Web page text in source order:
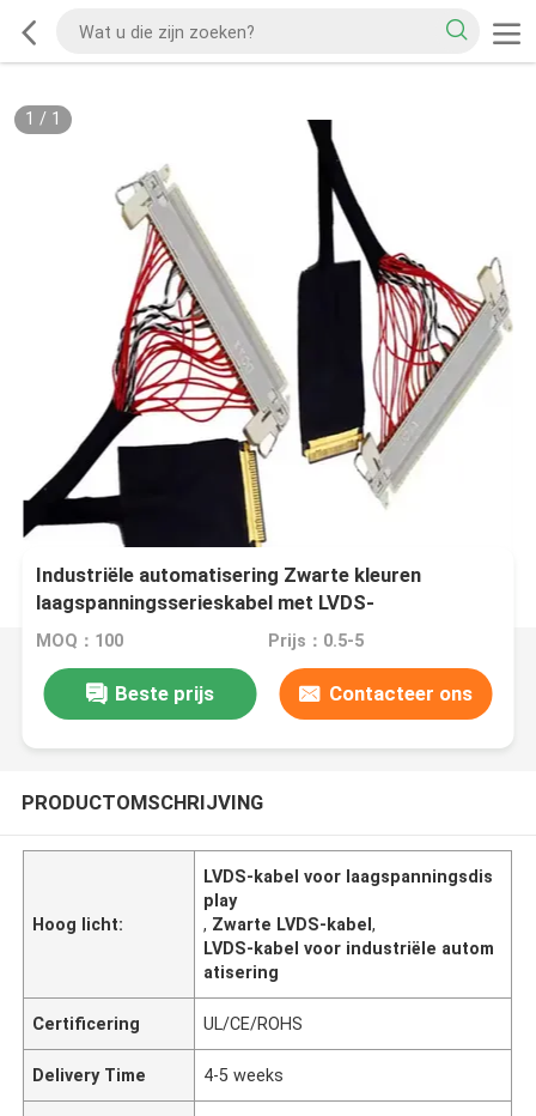
1 / 1
Industriële automatisering Zwarte kleuren
laagspanningsserieskabel met LVDS-
connectortype
MOQ：100 Prijs：0.5-5
Beste prijs Contacteer ons
PRODUCTOMSCHRIJVING
Hoog licht:
LVDS-kabel voor laagspanningsdis
play
, Zwarte LVDS-kabel,
LVDS-kabel voor industriële autom
atisering
Certificering UL/CE/ROHS
Delivery Time 4-5 weeks